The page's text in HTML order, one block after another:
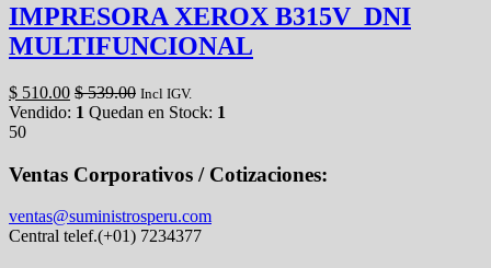
IMPRESORA XEROX B315V_DNI
MULTIFUNCIONAL
$ 510.00 $539.00 Incl IGV.
Vendido: 1 Quedan en Stock: 1
50
Ventas Corporativos / Cotizaciones:
ventas@suministrosperu.com
Central telef.(+01) 7234377